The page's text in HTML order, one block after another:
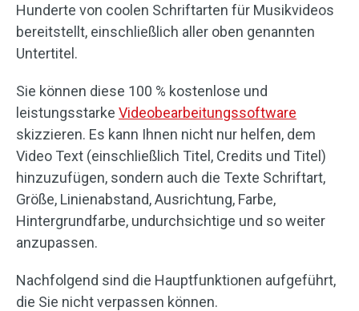
Hunderte von coolen Schriftarten für Musikvideos
bereitstellt, einschließlich aller oben genannten
Untertitel.
Sie können diese 100 % kostenlose und
leistungsstarke Videobearbeitungssoftware
skizzieren. Es kann Ihnen nicht nur helfen, dem
Video Text (einschließlich Titel, Credits und Titel)
hinzuzufügen, sondern auch die Texte Schriftart,
Größe, Linienabstand, Ausrichtung, Farbe,
Hintergrundfarbe, undurchsichtige und so weiter
anzupassen.
Nachfolgend sind die Hauptfunktionen aufgeführt,
die Sie nicht verpassen können.